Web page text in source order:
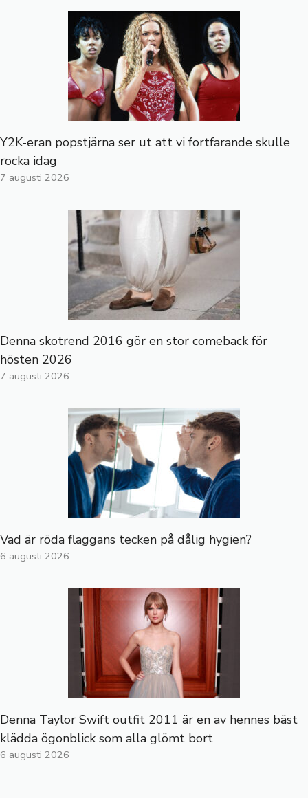
Y2K-eran popstjärna ser ut att vi fortfarande skulle
rocka idag
7 augusti 2026
Denna skotrend 2016 gör en stor comeback för
hösten 2026
7 augusti 2026
Vad är röda flaggans tecken på dålig hygien?
6 augusti 2026
Denna Taylor Swift outfit 2011 är en av hennes bäst
klädda ögonblick som alla glömt bort
6 augusti 2026